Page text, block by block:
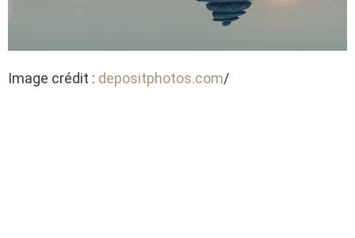
Image crédit : depositphotos.com/